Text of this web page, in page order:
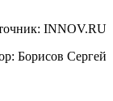
INNOV.RU
Борисов Сергей